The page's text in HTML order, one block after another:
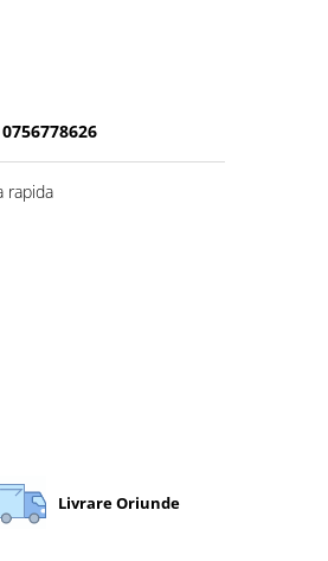
0756778626
rapida
Livrare Oriunde